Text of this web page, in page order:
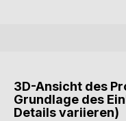
3D-Ansicht des
Grundlage des
Details variieren)